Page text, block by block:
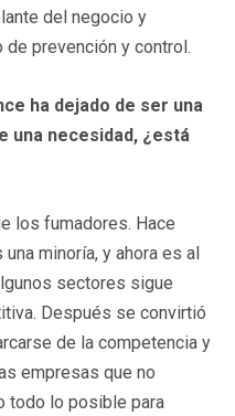
del negocio y
prevención y control.
ha dejado de ser una
una necesidad, ¿está
los fumadores. Hace
minoría, y ahora es al
sectores sigue
Después se convirtió
de la competencia y
empresas que no
todo lo posible para